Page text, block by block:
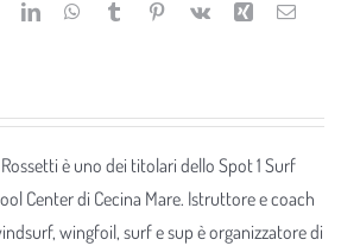
LinkedInWhatsApp
TumblrPinterest
Vk Xing Email
è uno dei titolari dello Spot 1 Surf
Center di Cecina Mare. Istruttore e coach
wingfoil, surf e sup è organizzatore di